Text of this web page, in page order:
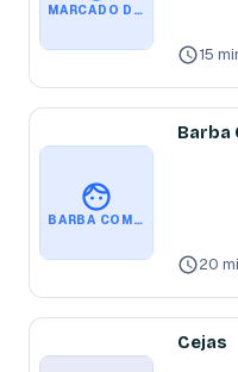
MARCADO DE BARBA
15
BARBA COMPLETA
Barba
20
Cejas